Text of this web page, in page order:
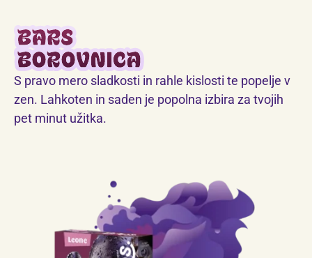
S pravo mero sladkosti in rahle kislosti te popelje v
zen. Lahkoten in saden je popolna izbira za tvojih
pet minut užitka.